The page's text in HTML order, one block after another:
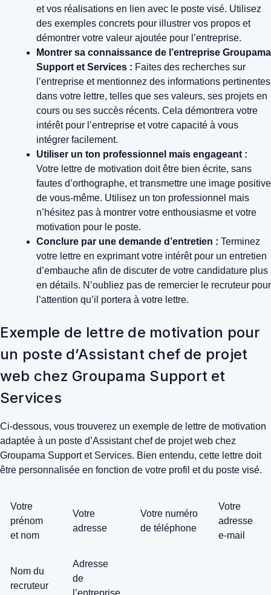
et vos réalisations en lien avec le poste visé. Utilisez
des exemples concrets pour illustrer vos propos et
démontrer votre valeur ajoutée pour l’entreprise.
Montrer sa connaissance de l’entreprise Groupama
Support et Services : Faites des recherches sur
l’entreprise et mentionnez des informations pertinentes
dans votre lettre, telles que ses valeurs, ses projets en
cours ou ses succès récents. Cela démontrera votre
intérêt pour l’entreprise et votre capacité à vous
intégrer facilement.
Utiliser un ton professionnel mais engageant :
Votre lettre de motivation doit être bien écrite, sans
fautes d’orthographe, et transmettre une image positive
de vous-même. Utilisez un ton professionnel mais
n’hésitez pas à montrer votre enthousiasme et votre
motivation pour le poste.
Conclure par une demande d’entretien : Terminez
votre lettre en exprimant votre intérêt pour un entretien
d’embauche afin de discuter de votre candidature plus
en détails. N’oubliez pas de remercier le recruteur pour
l’attention qu’il portera à votre lettre.
Exemple de lettre de motivation pour
un poste d’Assistant chef de projet
web chez Groupama Support et
Services
Ci-dessous, vous trouverez un exemple de lettre de motivation
adaptée à un poste d’Assistant chef de projet web chez
Groupama Support et Services. Bien entendu, cette lettre doit
être personnalisée en fonction de votre profil et du poste visé.
Votre
prénom
et nom
Votre
adresse
Votre numéro
de téléphone
Votre
adresse
e-mail
Nom du
recruteur
Adresse
de
l’entreprise